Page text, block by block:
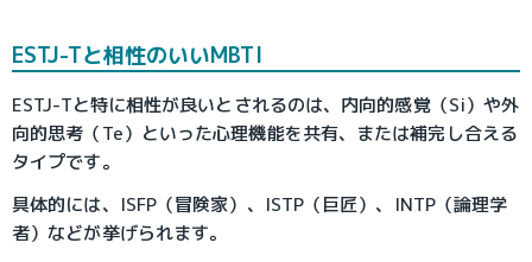
ESTJ-Tと相性のいいMBTI
ESTJ-Tと特に相性が良いとされるのは、内向的感覚（Si）や外
向的思考（Te）といった心理機能を共有、または補完し合える
タイプです。
具体的には、ISFP（冒険家）、ISTP（巨匠）、INTP（論理学
者）などが挙げられます。